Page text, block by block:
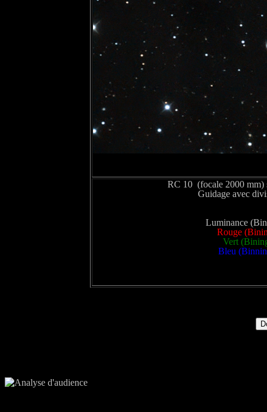
RC 10 (focale 2000 mm)
Guidage avec
Luminance
Rouge
Vert
Bleu